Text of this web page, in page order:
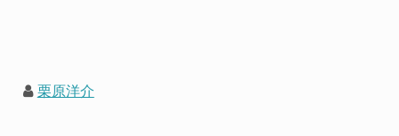
栗原洋介